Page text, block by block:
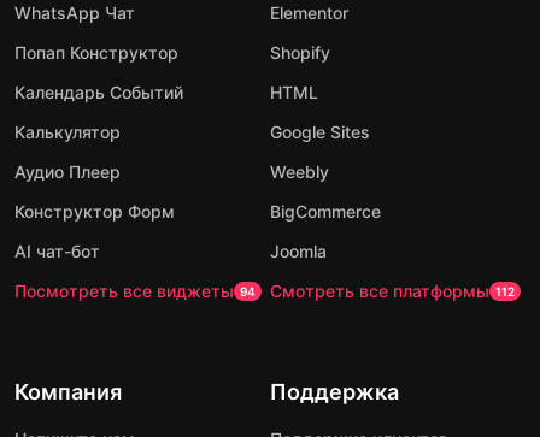
WhatsApp Чат
Попап Конструктор
Календарь Событий
Калькулятор
Аудио Плеер
Конструктор Форм
AI чат-бот
Посмотреть все виджеты 94
Elementor
Shopify
HTML
Google Sites
Weebly
BigCommerce
Joomla
Смотреть все платформы 112
Компания Поддержка